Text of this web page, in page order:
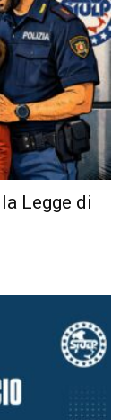
Legge di